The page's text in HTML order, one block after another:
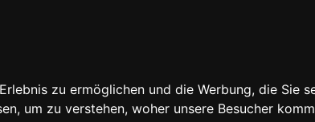
zu ermöglichen und die Werbung, die Sie
um zu verstehen, woher unsere Besucher